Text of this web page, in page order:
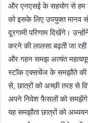
और एनएसई के सहयोग से हम
को इसके लिए उपयुक्त मानव
दूरगामी परिणाम दिखेंगे।
करने की लालसा बढ़ती जा
और गहन समझ अत्यंत
स्टॉक एक्सचेंज के समझौते की
से, छात्रों को अच्छी तरह से
अपने निवेश फैसलों को समझेंगे
यह समझौता छात्रों को